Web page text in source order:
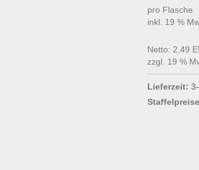
pro Flasche
Netto: 2,49
zzgl. 19 %
Lieferzeit: